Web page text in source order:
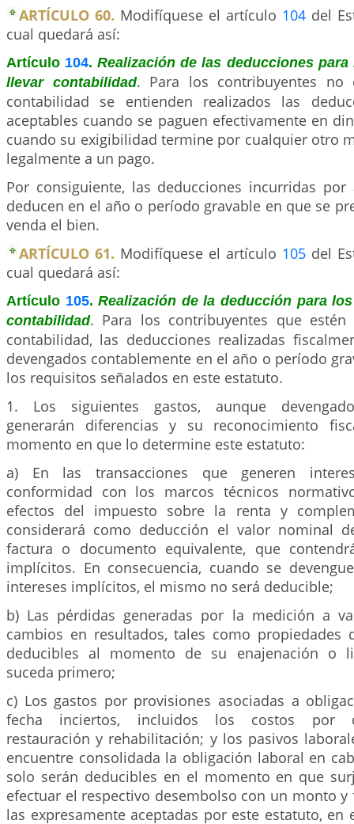
ARTÍCULO 60. Modifíquese el artículo 104 del
cual quedará así:
Artículo 104.Realización de las deducciones
llevar contabilidad. Para los contribuyentes no
contabilidad se entienden realizados las
aceptables cuando se paguen efectivamente en
cuando su exigibilidad termine por cualquier otro
legalmente a un pago.
Por consiguiente, las deducciones incurridas
deducen en el año o período gravable en que se
venda el bien.
ARTÍCULO 61. Modifíquese el artículo 105 del
cual quedará así:
Artículo 105.Realización de la deducción para
contabilidad. Para los contribuyentes que
contabilidad, las deducciones realizadas
devengados contablemente en el año o período
los requisitos señalados en este estatuto.
1. Los siguientes gastos, aunque
generarán diferencias y su reconocimiento
momento en que lo determine este estatuto:
a) En las transacciones que generen
conformidad con los marcos técnicos
efectos del impuesto sobre la renta y
considerará como deducción el valor nominal
factura o documento equivalente, que
implícitos. En consecuencia, cuando se
intereses implícitos, el mismo no será deducible;
b) Las pérdidas generadas por la medición a
cambios en resultados, tales como propiedades
deducibles al momento de su enajenación o
suceda primero;
c) Los gastos por provisiones asociadas a
fecha inciertos, incluidos los costos por
restauración y rehabilitación; y los pasivos
encuentre consolidada la obligación laboral en
solo serán deducibles en el momento en que
efectuar el respectivo desembolso con un monto y
las expresamente aceptadas por este estatuto, en